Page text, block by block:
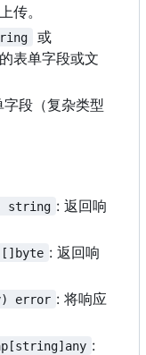
传。
或
表单字段或文
段（复杂类型
string : 返回响
: 返回响
error : 将响应
: